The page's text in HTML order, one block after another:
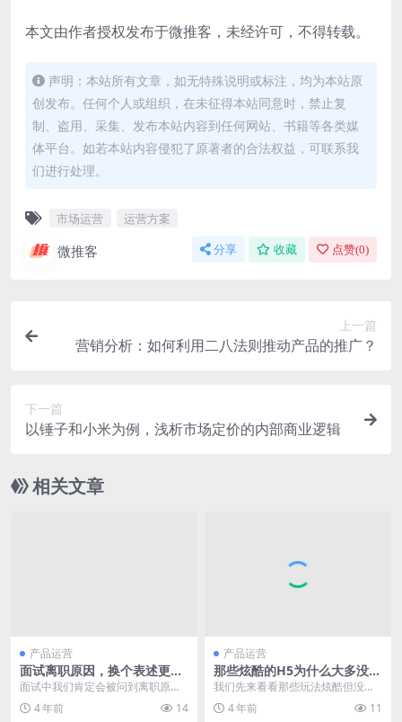
本文由作者授权发布于微推客，未经许可，不得转载。
声明：本站所有文章，如无特殊说明或标注，均为本站原
创发布。任何个人或组织，在未征得本站同意时，禁止复
制、盗用、采集、发布本站内容到任何网站、书籍等各类媒
体平台。如若本站内容侵犯了原著者的合法权益，可联系我
们进行处理。
市场运营 运营方案
微推客 分享 收藏 点赞(0)
上一篇
营销分析：如何利用二八法则推动产品的推广？
下一篇
以锤子和小米为例，浅析市场定价的内部商业逻辑
相关文章
产品运营
面试离职原因，换个表述更有
吸引力
面试中我们肯定会被问到离职原因
这个问题，其实原因就像马云说
的，要么钱没给够，要么...
4 年前 14
产品运营
那些炫酷的H5为什么大多没刷
屏？
我们先来看看那些玩法炫酷但没流
行起来的H5案例，然后一起谈谈为
什么很多大家认为“...
4 年前 11